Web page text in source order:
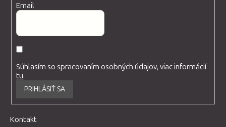
Email
Súhlasím so spracovaním osobných údajov, viac informácií
tu.
PRIHLÁSIŤ SA
Kontakt